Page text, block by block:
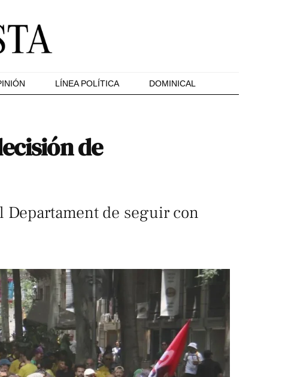
LÍNEA POLÍTICA DOMINICAL
de
Departament de seguir con